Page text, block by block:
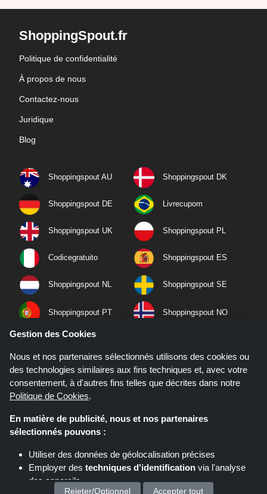
ShoppingSpout.fr
Politique de confidentialité
À propos de nous
Contactez-nous
Juridique
Blog
Shoppingspout AU Shoppingspout DK
Shoppingspout DE Livrecupom
Shoppingspout UK Shoppingspout PL
Codicegratuito Shoppingspout ES
Shoppingspout NL Shoppingspout SE
Shoppingspout PT Shoppingspout NO
Si vous effectuez un achat après avoir cliqué sur les liens de ce site,
Shoppingspout.fr peut gagner une commission d'affiliation sur le site que
Gestion des Cookies
Nous et nos partenaires sélectionnés utilisons des cookies ou
des technologies similaires aux fins techniques et, avec votre
consentement, à d'autres fins telles que décrites dans notre
Politique de Cookies.
En matière de publicité, nous et nos partenaires
sélectionnés pouvons :
Utiliser des données de géolocalisation précises
Employer des techniques d'identification via l'analyse
des appareils
Rejeter/Optionnel Accepter tout